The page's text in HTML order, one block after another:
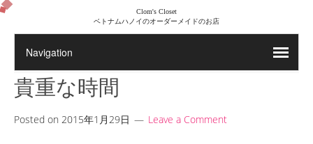
Clom's Closet
ベトナムハノイのオーダーメイドのお店
貴重な時間
Posted on 2015年1月29日 Leave a Comment